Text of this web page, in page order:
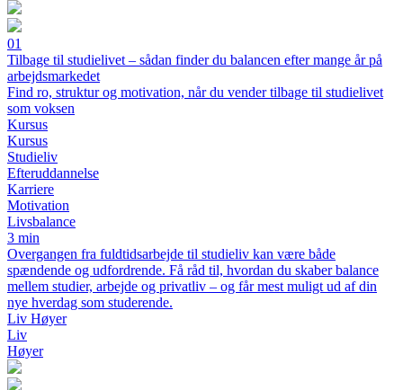
01
Tilbage til studielivet – sådan finder du balancen efter mange år på
arbejdsmarkedet
Find ro, struktur og motivation, når du vender tilbage til studielivet
som voksen
Kursus
Kursus
Studieliv
Efteruddannelse
Karriere
Motivation
Livsbalance
3 min
Overgangen fra fuldtidsarbejde til studieliv kan være både
spændende og udfordrende. Få råd til, hvordan du skaber balance
mellem studier, arbejde og privatliv – og får mest muligt ud af din
nye hverdag som studerende.
Liv Høyer
Liv
Høyer